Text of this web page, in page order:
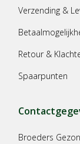
Verzending &
Retour &
Spaarpunten
Broeders